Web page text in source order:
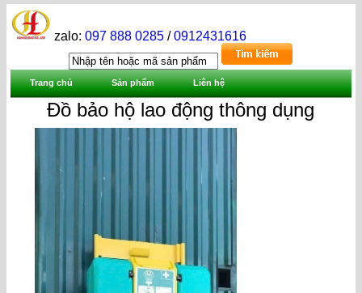
zalo:097 888 0285 /0912431616
Trang chủ Sản phẩm Liên hệ
Đồ bảo hộ lao động thông dụng